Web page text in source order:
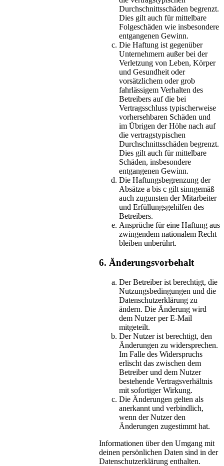
Durchschnittsschäden begrenzt.
Dies gilt auch für mittelbare
Folgeschäden wie insbesondere
entgangenen Gewinn.
Die Haftung ist gegenüber
Unternehmern außer bei der
Verletzung von Leben, Körper
und Gesundheit oder
vorsätzlichem oder grob
fahrlässigem Verhalten des
Betreibers auf die bei
Vertragsschluss typischerweise
vorhersehbaren Schäden und
im Übrigen der Höhe nach auf
die vertragstypischen
Durchschnittsschäden begrenzt.
Dies gilt auch für mittelbare
Schäden, insbesondere
entgangenen Gewinn.
Die Haftungsbegrenzung der
Absätze a bis c gilt sinngemäß
auch zugunsten der Mitarbeiter
und Erfüllungsgehilfen des
Betreibers.
Ansprüche für eine Haftung aus
zwingendem nationalem Recht
bleiben unberührt.
6. Änderungsvorbehalt
Der Betreiber ist berechtigt, die
Nutzungsbedingungen und die
Datenschutzerklärung zu
ändern. Die Änderung wird
dem Nutzer per E-Mail
mitgeteilt.
Der Nutzer ist berechtigt, den
Änderungen zu widersprechen.
Im Falle des Widerspruchs
erlischt das zwischen dem
Betreiber und dem Nutzer
bestehende Vertragsverhältnis
mit sofortiger Wirkung.
Die Änderungen gelten als
anerkannt und verbindlich,
wenn der Nutzer den
Änderungen zugestimmt hat.
Informationen über den Umgang mit
deinen persönlichen Daten sind in der
Datenschutzerklärung enthalten.